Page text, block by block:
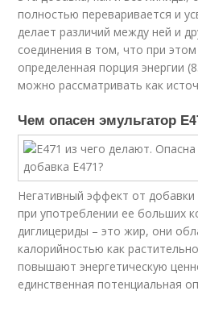
полностью переваривается и
делает различий между ней и
соединения в том, что при
определенная порция энергии
можно рассматривать как
Чем опасен эмульгатор
Негативный эффект от
при употреблении ее больших
диглицериды – это жир, они
калорийностью как
повышают энергетическую
единственная потенциальная